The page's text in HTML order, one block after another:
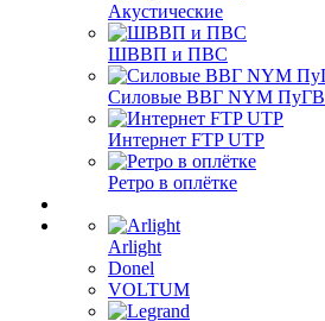
Акустические
ШВВП и ПВС
Силовые ВВГ NYM ПуГВ
Интернет FTP UTP
Ретро в оплётке
Arlight
Donel
VOLTUM